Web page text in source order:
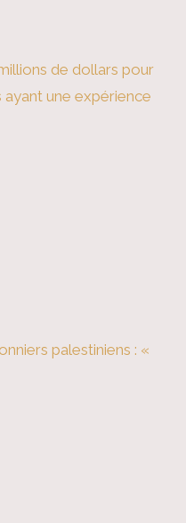
de dollars pour
une expérience
palestiniens : «